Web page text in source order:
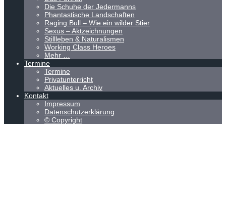
Die Schuhe der Jedermanns
Phantastische Landschaften
Raging Bull – Wie ein wilder Stier
Sexus – Aktzeichnungen
Stillleben & Naturalismen
Working Class Heroes
Mehr …
Termine
Termine
Privatunterricht
Aktuelles u. Archiv
Kontakt
Impressum
Datenschutzerklärung
© Copyright